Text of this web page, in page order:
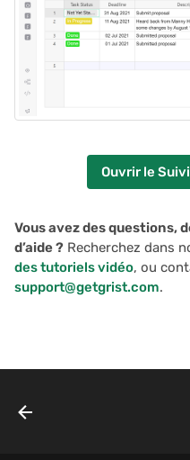
Ouvrir le
Vous avez des questions,
d’aide ? Recherchez dans
des tutoriels vidéo, ou
support@getgrist.com.